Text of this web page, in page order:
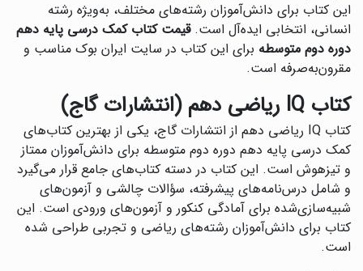
این کتاب برای دانش‌آموزان رشته‌های مختلف، به‌ویژه رشته
انسانی، انتخابی ایده‌آل است.قیمت کتاب کمک درسی پایه دهم
دوره دوم متوسطه برای این کتاب در سایت ایران بوک مناسب و
مقرون‌به‌صرفه است.
کتاب IQ ریاضی دهم (انتشارات گاج)
کتاب IQ ریاضی دهم از انتشارات گاج، یکی از بهترین کتاب‌های
کمک درسی پایه دهم دوره دوم متوسطه برای دانش‌آموزان ممتاز
و تیزهوش است. این کتاب در دسته کتاب‌های جامع قرار می‌گیرد
و شامل درس‌نامه‌های پیشرفته، سؤالات چالشی و آزمون‌های
شبیه‌سازی‌شده برای آمادگی کنکور و آزمون‌های ورودی است. این
کتاب برای دانش‌آموزان رشته‌های ریاضی و تجربی طراحی شده
است.